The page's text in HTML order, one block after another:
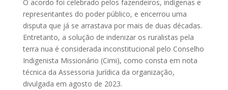
O acordo foi celebrado pelos fazendeiros, indígenas e
representantes do poder público, e encerrou uma
disputa que já se arrastava por mais de duas décadas.
Entretanto, a solução de indenizar os ruralistas pela
terra nua é considerada inconstitucional pelo Conselho
Indigenista Missionário (Cimi), como consta em nota
técnica da Assessoria Jurídica da organização,
divulgada em agosto de 2023.